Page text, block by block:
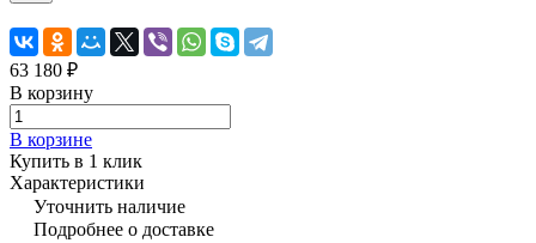
63 180 ₽
В корзину
В корзине
Купить в 1 клик
Характеристики
Уточнить наличие
Подробнее о доставке